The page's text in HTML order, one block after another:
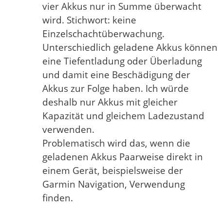
vier Akkus nur in Summe überwacht
wird. Stichwort: keine
Einzelschachtüberwachung.
Unterschiedlich geladene Akkus können
eine Tiefentladung oder Überladung
und damit eine Beschädigung der
Akkus zur Folge haben. Ich würde
deshalb nur Akkus mit gleicher
Kapazität und gleichem Ladezustand
verwenden.
Problematisch wird das, wenn die
geladenen Akkus Paarweise direkt in
einem Gerät, beispielsweise der
Garmin Navigation, Verwendung
finden.